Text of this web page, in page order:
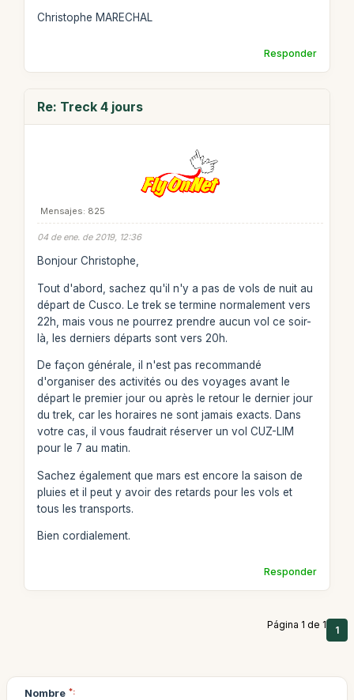
Christophe MARECHAL
Responder
Re: Treck 4 jours
Mensajes: 825
04 de ene. de 2019, 12:36
Bonjour Christophe,
Tout d'abord, sachez qu'il n'y a pas de vols de nuit au
départ de Cusco. Le trek se termine normalement vers
22h, mais vous ne pourrez prendre aucun vol ce soir-
là, les derniers départs sont vers 20h.
De façon générale, il n'est pas recommandé
d'organiser des activités ou des voyages avant le
départ le premier jour ou après le retour le dernier jour
du trek, car les horaires ne sont jamais exacts. Dans
votre cas, il vous faudrait réserver un vol CUZ-LIM
pour le 7 au matin.
Sachez également que mars est encore la saison de
pluies et il peut y avoir des retards pour les vols et
tous les transports.
Bien cordialement.
Responder
Página 1 de 1 1
Nombre *: